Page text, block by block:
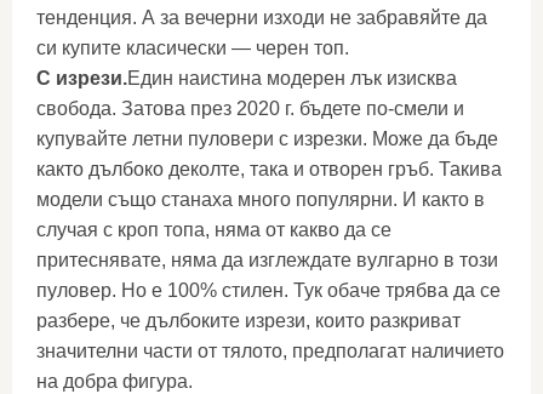
тенденция. А за вечерни изходи не забравяйте да
си купите класически — черен топ.
С изрези.Един наистина модерен лък изисква
свобода. Затова през 2020 г. бъдете по-смели и
купувайте летни пуловери с изрезки. Може да бъде
както дълбоко деколте, така и отворен гръб. Такива
модели също станаха много популярни. И както в
случая с кроп топа, няма от какво да се
притеснявате, няма да изглеждате вулгарно в този
пуловер. Но е 100% стилен. Тук обаче трябва да се
разбере, че дълбоките изрези, които разкриват
значителни части от тялото, предполагат наличието
на добра фигура.